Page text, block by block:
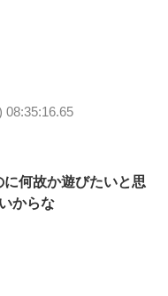
08:35:16.65
何故か遊びたいと思
からな